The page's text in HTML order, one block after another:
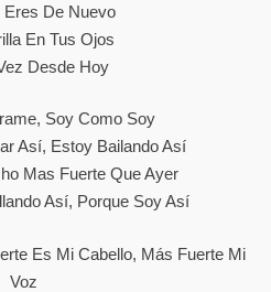
Eres De Nuevo
En Tus Ojos
Desde Hoy
Soy Como Soy
Así, Estoy Bailando Así
Mas Fuerte Que Ayer
Así, Porque Soy Así
Es Mi Cabello, Más Fuerte Mi
Voz